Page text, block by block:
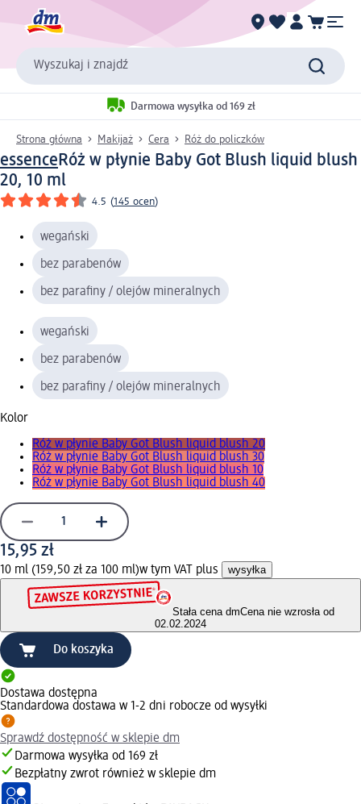
Wyszukaj i znajdź
Darmowa wysyłka od 169 zł
Strona główna Makijaż Cera Róż do policzków
essenceRóż w płynie Baby Got Blush liquid blush
20, 10 ml
4.5 (145 ocen)
wegański
bez parabenów
bez parafiny / olejów mineralnych
wegański
bez parabenów
bez parafiny / olejów mineralnych
Kolor
Róż w płynie Baby Got Blush liquid blush 20
Róż w płynie Baby Got Blush liquid blush 30
Róż w płynie Baby Got Blush liquid blush 10
Róż w płynie Baby Got Blush liquid blush 40
15,95 zł
10 ml (159,50 zł za 100 ml)w tym VAT plus wysyłka
Stała cena dmCena nie wzrosła od
02.02.2024
Do koszyka
Dostawa dostępna
Standardowa dostawa w 1-2 dni robocze od wysyłki
Sprawdź dostępność w sklepie dm
Darmowa wysyłka od 169 zł
Bezpłatny zwrot również w sklepie dm